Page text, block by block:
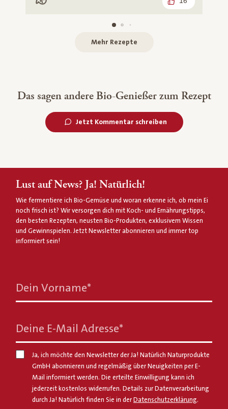
Mit Fisch
Mehr Rezepte
Das sagen andere Bio-Genießer zum Rezept
Jetzt Kommentar schreiben
Lust auf News? Ja! Natürlich!
Wie fermentiere ich Bio-Gemüse und woran erkenne ich, ob mein Ei
noch frisch ist? Wir versorgen dich mit Koch- und Ernährungstipps,
den besten Rezepten, neusten Bio-Produkten, exklusivem Wissen
und Gewinnspielen. Jetzt Newsletter abonnieren und immer top
informiert sein!
Dein Vorname*
Deine E-Mail Adresse*
Ja, ich möchte den Newsletter der Ja! Natürlich Naturprodukte
GmbH abonnieren und regelmäßig über Neuigkeiten per E-
Mail informiert werden. Die erteilte Einwilligung kann ich
jederzeit kostenlos widerrufen. Details zur Datenverarbeitung
durch Ja! Natürlich finden Sie in derDatenschutzerklärung.